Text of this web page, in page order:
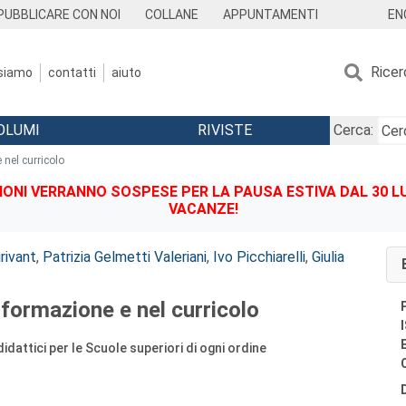
CON NOI COLLANE APPUNTAMENTI
contatti aiuto
RIVISTE Cerca:
nel curricolo
VERRANNO SOSPESE PER LA PAUSA ESTIVA DAL 30
VACANZE!
, Patrizia Gelmetti Valeriani, Ivo Picchiarelli, Giulia
e nel curricolo
per le Scuole superiori di ogni ordine